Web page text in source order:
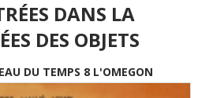
DANS LA
DES OBJETS
DU TEMPS 8 L'OMEGON